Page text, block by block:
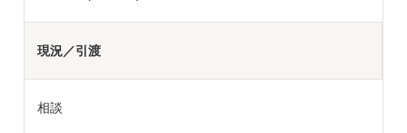
現況／引渡
相談